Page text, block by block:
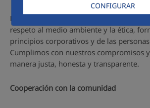
CONFIGURAR
La observancia de los derechos humanos
respeto al medio ambiente y la ética,
principios corporativos y de las personas
Cumplimos con nuestros compromisos
manera justa, honesta y transparente.
Cooperación con la comunidad